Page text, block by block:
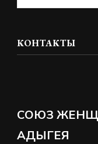
что-
КОНТАКТЫ
СОЮЗ
АДЫГЕЯ